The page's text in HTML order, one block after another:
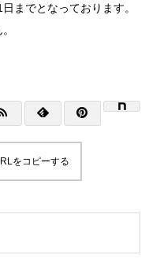
までとなっております。
をコピーする